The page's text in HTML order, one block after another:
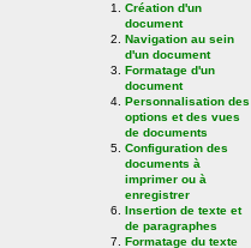
Création d'un
document
Navigation au sein
d'un document
Formatage d'un
document
Personnalisation des
options et des vues
de documents
Configuration des
documents à
imprimer ou à
enregistrer
Insertion de texte et
de paragraphes
Formatage du texte